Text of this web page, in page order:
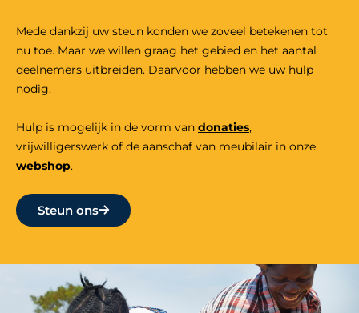
Mede dankzij uw steun konden we zoveel betekenen tot
nu toe. Maar we willen graag het gebied en het aantal
deelnemers uitbreiden. Daarvoor hebben we uw hulp
nodig.
Hulp is mogelijk in de vorm van donaties,
vrijwilligerswerk of de aanschaf van meubilair in onze
webshop.
Steun ons